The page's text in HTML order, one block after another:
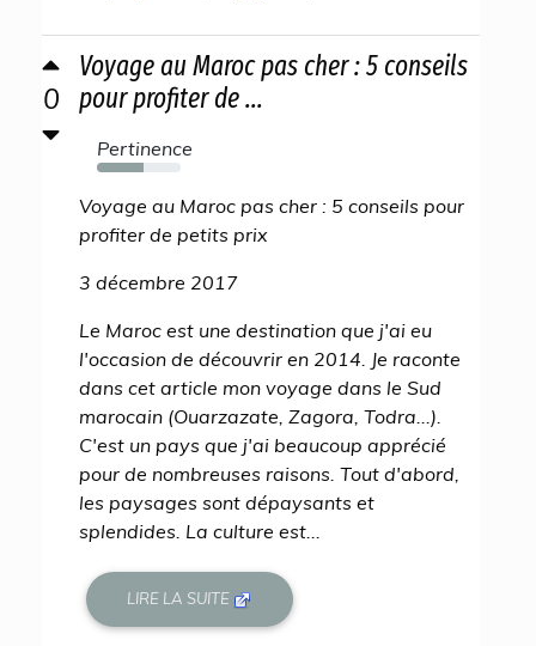
0
Voyage au Maroc pas cher : 5 conseils
pour profiter de ...
Pertinence
56%
Voyage au Maroc pas cher : 5 conseils pour
profiter de petits prix
3 décembre 2017
Le Maroc est une destination que j'ai eu
l'occasion de découvrir en 2014. Je raconte
dans cet article mon voyage dans le Sud
marocain (Ouarzazate, Zagora, Todra...).
C'est un pays que j'ai beaucoup apprécié
pour de nombreuses raisons. Tout d'abord,
les paysages sont dépaysants et
splendides. La culture est...
LIRE LA SUITE